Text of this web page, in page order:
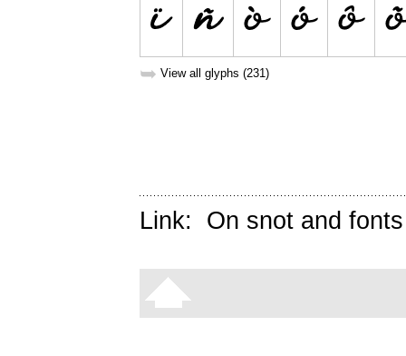
➥ View all glyphs (231)
Link: On snot and fonts